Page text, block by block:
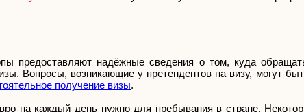
предоставляют надёжные сведения о том, куда
Вопросы, возникающие у претендентов на визу, могут
получение визы.
на каждый день нужно для пребывания в стране.